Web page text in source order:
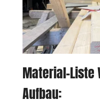
Material-Liste
Aufbau: